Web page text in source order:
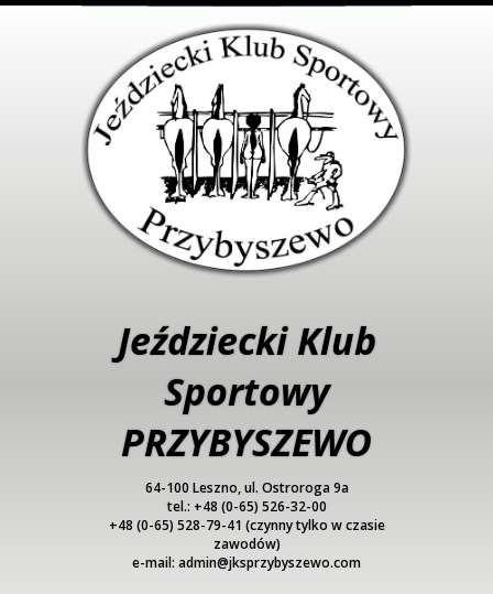
Jeździecki Klub
Sportowy
PRZYBYSZEWO
64-100 Leszno, ul. Ostroroga 9a
tel.: +48 (0-65) 526-32-00
+48 (0-65) 528-79-41 (czynny tylko w czasie
zawodów)
e-mail: admin@jksprzybyszewo.com